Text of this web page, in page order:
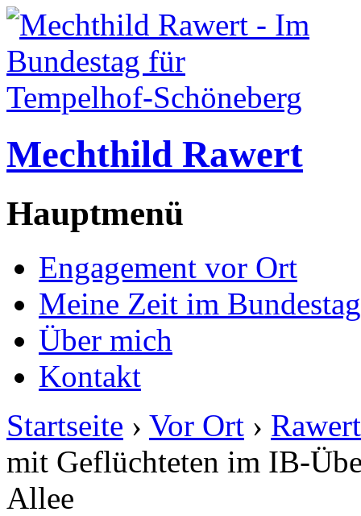
Mechthild Rawert
Hauptmenü
Engagement vor Ort
Meine Zeit im Bundestag
Über mich
Kontakt
Startseite › Vor Ort ›
mit Geflüchteten im IB-
Allee